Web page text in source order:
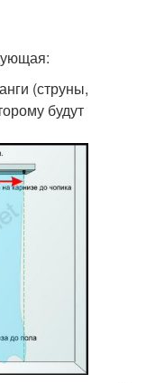
(струны,
будут